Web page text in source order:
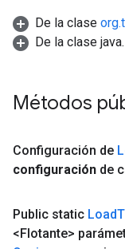
De la clase
De la clase
Métodos
Configuración de
configuración de
Public static Load
<Flotante>